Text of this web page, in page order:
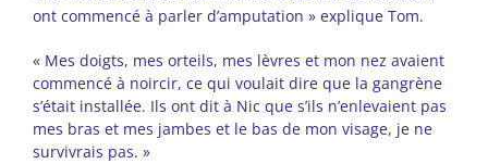
ont commencé à parler d’amputation » explique Tom.
« Mes doigts, mes orteils, mes lèvres et mon nez avaient
commencé à noircir, ce qui voulait dire que la gangrène
s’était installée. Ils ont dit à Nic que s’ils n’enlevaient pas
mes bras et mes jambes et le bas de mon visage, je ne
survivrais pas. »